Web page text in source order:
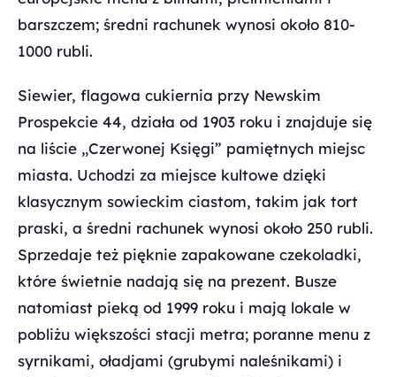
barszczem; średni rachunek wynosi około 810-
1000 rubli.
Siewier, flagowa cukiernia przy Newskim
Prospekcie 44, działa od 1903 roku i znajduje się
na liście „Czerwonej Księgi” pamiętnych miejsc
miasta. Uchodzi za miejsce kultowe dzięki
klasycznym sowieckim ciastom, takim jak tort
praski, a średni rachunek wynosi około 250 rubli.
Sprzedaje też pięknie zapakowane czekoladki,
które świetnie nadają się na prezent. Busze
natomiast pieką od 1999 roku i mają lokale w
pobliżu większości stacji metra; poranne menu z
syrnikami, oładjami (grubymi naleśnikami) i